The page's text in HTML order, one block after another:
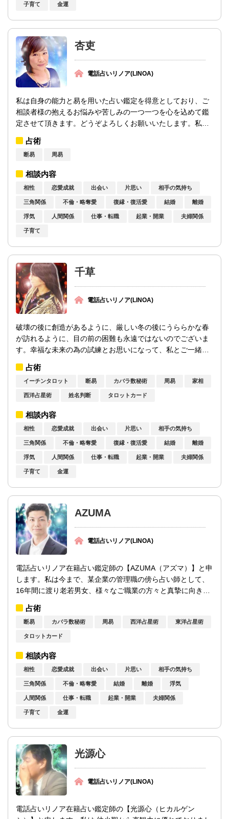
子育て 金運
杏吏
電話占いリノア(LINOA)
私は自身の能力と易を用いた占い鑑定を得意としており、ご
相談者様の抱えるお悩みや苦しみの一つ一つを心を込めて鑑
定させて頂きます。どうぞよろしくお願いいたします。私の
占術
断易 周易
相談内容
相性 恋愛成就 出会い 片思い 相手の気持ち
三角関係 不倫・略奪愛 復縁・復活愛 結婚 離婚
浮気 人間関係 仕事・転職 起業・開業 夫婦関係
子育て
千草
電話占いリノア(LINOA)
破壊の後に創造があるように、厳しい冬の後にうららかな春
が訪れるように、目の前の困難も永遠ではないのでございま
す。幸福な未来の為の試練とお思いになって、私とご一緒に
占術
イーチンタロット 断易 カバラ数秘術 周易 家相
西洋占星術 姓名判断 タロットカード
相談内容
相性 恋愛成就 出会い 片思い 相手の気持ち
三角関係 不倫・略奪愛 復縁・復活愛 結婚 離婚
浮気 人間関係 仕事・転職 起業・開業 夫婦関係
子育て 金運
AZUMA
電話占いリノア(LINOA)
電話占いリノア在籍占い鑑定師の【AZUMA（アズマ）】と申
します。私は今まで、某企業の管理職の傍ら占い師として、
16年間に渡り老若男女、様々なご職業の方々と真摯に向き合
占術
断易 カバラ数秘術 周易 西洋占星術 東洋占星術
タロットカード
相談内容
相性 恋愛成就 出会い 片思い 相手の気持ち
三角関係 不倫・略奪愛 結婚 離婚 浮気
人間関係 仕事・転職 起業・開業 夫婦関係
子育て 金運
光源心
電話占いリノア(LINOA)
電話占いリノア在籍占い鑑定師の【光源心（ヒカルゲン